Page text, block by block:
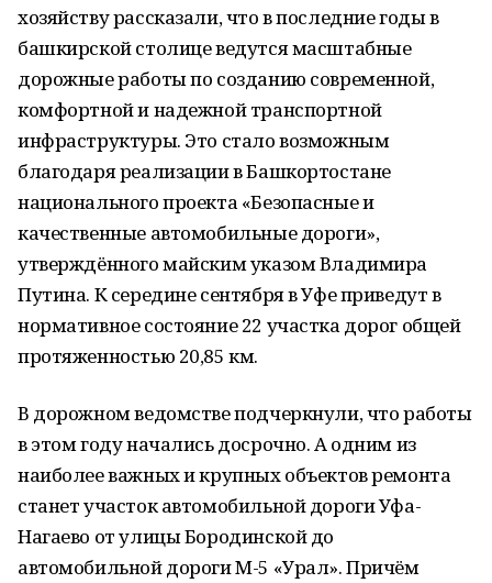
хозяйству рассказали, что в последние годы в
башкирской столице ведутся масштабные
дорожные работы по созданию современной,
комфортной и надежной транспортной
инфраструктуры. Это стало возможным
благодаря реализации в Башкортостане
национального проекта «Безопасные и
качественные автомобильные дороги»,
утверждённого майским указом Владимира
Путина. К середине сентября в Уфе приведут в
нормативное состояние 22 участка дорог общей
протяженностью 20,85 км.
В дорожном ведомстве подчеркнули, что работы
в этом году начались досрочно. А одним из
наиболее важных и крупных объектов ремонта
станет участок автомобильной дороги Уфа-
Нагаево от улицы Бородинской до
автомобильной дороги М-5 «Урал». Причём